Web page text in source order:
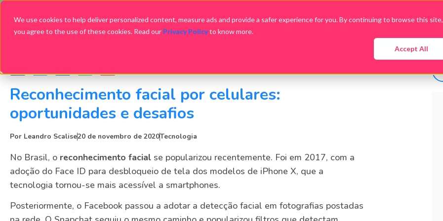
We use cookies to help deliver personalized content, measure ads and provide a safer experience for you. By continuing to browse this site,
you agree to the use of these cookies. Read our Privacy Policyto know more.
Accept All
Cases Conteúdo
Reconhecimento facial por celulares:
oportunidades e desafios
Por Leandro Scalise20 de novembro de 2020Tecnologia
No Brasil, o reconhecimento facial se popularizou recentemente. Foi em 2017, com a
adoção do Face ID para desbloqueio de tela dos modelos de iPhone X, que a
tecnologia tornou-se mais acessível a smartphones.
Posteriormente, o Facebook passou a adotar a detecção facial em fotografias postadas